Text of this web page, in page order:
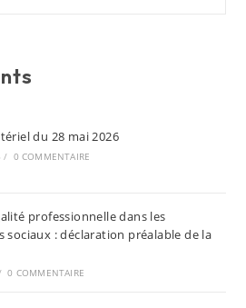
du 28 mai 2026
/ 0 COMMENTAIRE
professionnelle dans les
sociaux : déclaration préalable de la
0 COMMENTAIRE